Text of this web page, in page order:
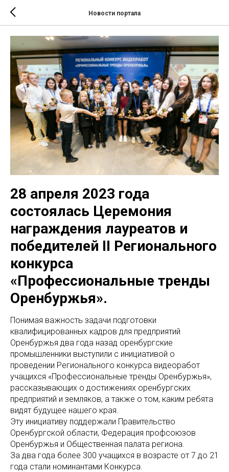
Новости портала
28 апреля 2023 года
состоялась Церемония
награждения лауреатов и
победителей II Регионального
конкурса
«Профессиональные тренды
Оренбуржья».
Понимая важность задачи подготовки
квалифицированных кадров для предприятий
Оренбуржья два года назад оренбургские
промышленники выступили с инициативой о
проведении Регионального конкурса видеоработ
учащихся «Профессиональные тренды Оренбуржья»,
рассказывающих о достижениях оренбургских
предприятий и земляков, а также о том, каким ребята
видят будущее нашего края.
Эту инициативу поддержали Правительство
Оренбургской области, Федерация профсоюзов
Оренбуржья и Общественная палата региона.
За два года более 300 учащихся в возрасте от 7 до 21
года стали номинантами Конкурса.